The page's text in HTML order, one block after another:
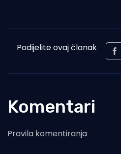
Podijelite ovaj članak
Komentari
Pravila komentiranja